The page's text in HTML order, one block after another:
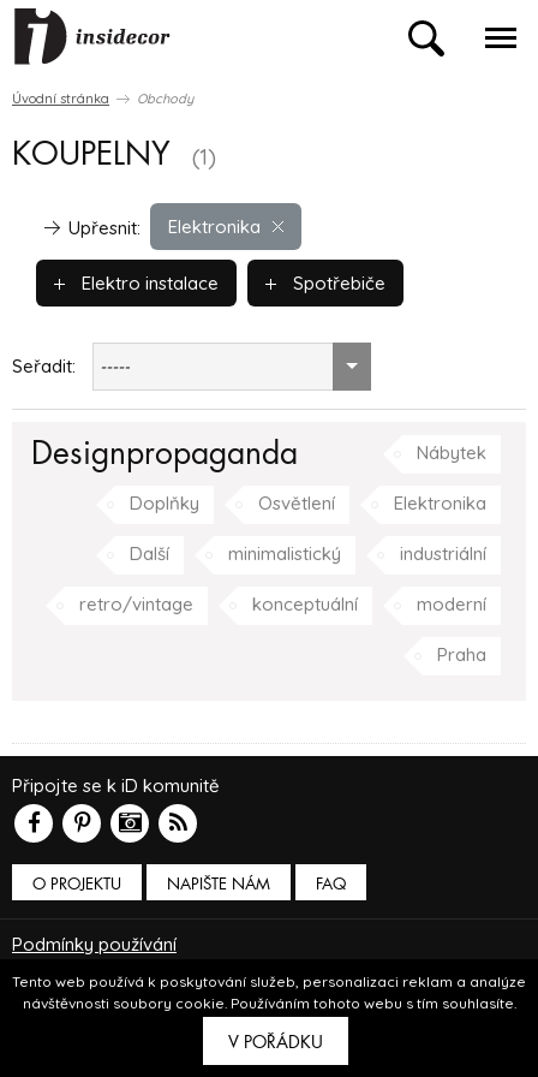
Tento web používá k poskytování služeb, personalizaci reklam a analýze
návštěvnosti soubory cookie. Používáním tohoto webu s tím souhlasíte.
V POŘÁDKU
Úvodní stránka Obchody
KOUPELNY (1)
Elektronika
Upřesnit:
Elektro instalace Spotřebiče
Seřadit: -----
Designpropaganda Nábytek
Doplňky Osvětlení Elektronika
Další minimalistický industriální
retro/vintage konceptuální moderní
Praha
O PROJEKTU NAPIŠTE NÁM
Připojte se k iD komunitě
FAQ
Podmínky používání
© Insidecor 2013-2019.
BioportaBreezy